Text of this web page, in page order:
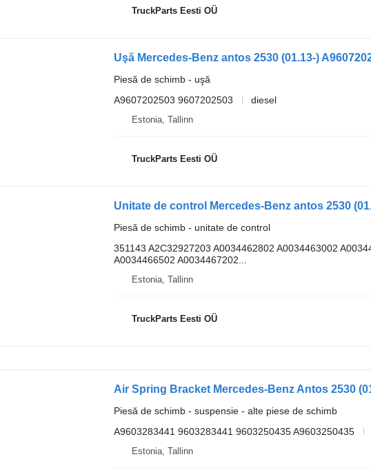
TruckParts Eesti OÜ
Piesă de schimb - uşă
A9607202503 9607202503
diesel
Estonia, Tallinn
TruckParts Eesti OÜ
Piesă de schimb - unitate de control
351143 A2C32927203 A0034462802 A0034463002
A0034466502 A0034467202...
Estonia, Tallinn
TruckParts Eesti OÜ
Piesă de schimb - suspensie - alte piese de schimb
A9603283441 9603283441 9603250435 A9603250435
Estonia, Tallinn